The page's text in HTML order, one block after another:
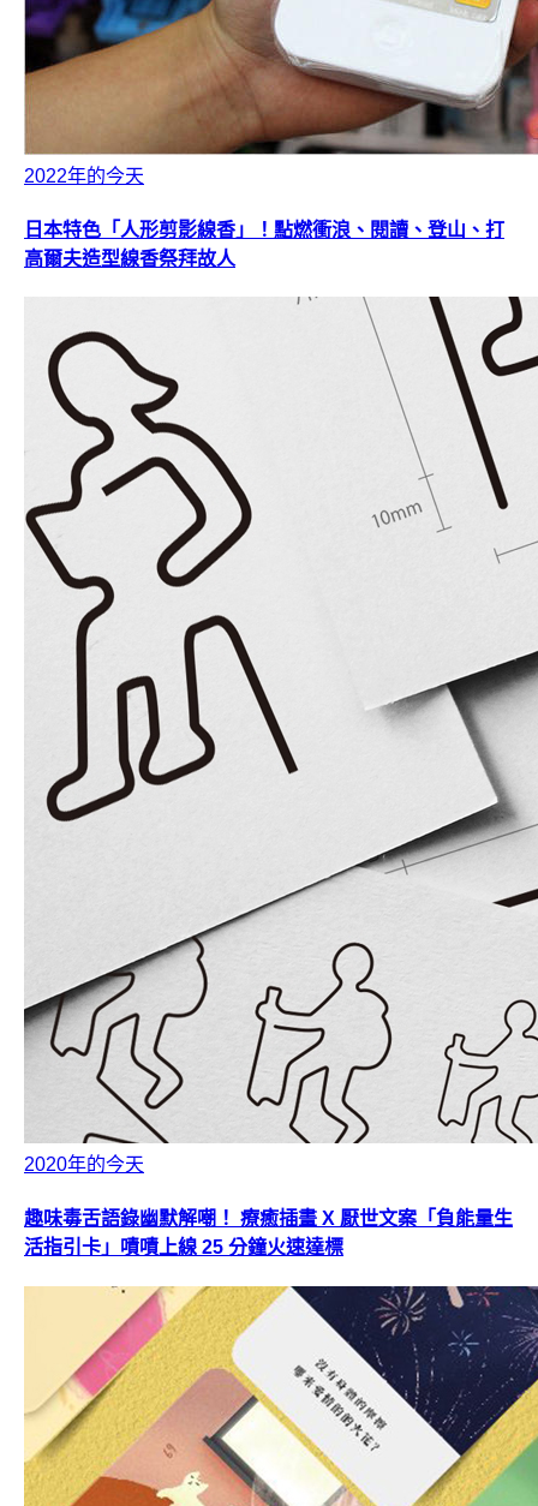
2022年的今天
日本特色「人形剪影線香」！點燃衝浪、閱讀、登山、打
高爾夫造型線香祭拜故人
2020年的今天
趣味毒舌語錄幽默解嘲！ 療癒插畫 X 厭世文案「負能量生
活指引卡」嘖嘖上線 25 分鐘火速達標